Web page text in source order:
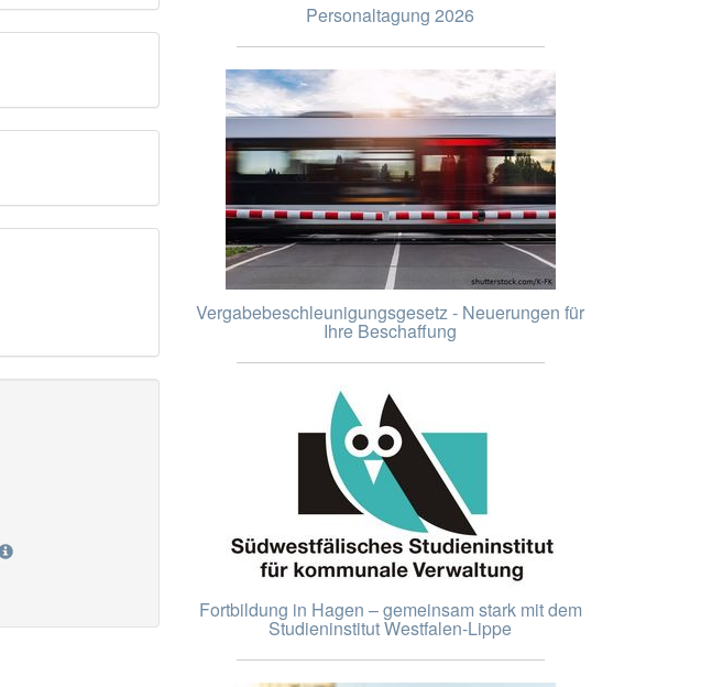
Personaltagung 2026
Vergabebeschleunigungsgesetz - Neuerungen für
Ihre Beschaffung
Fortbildung in Hagen – gemeinsam stark mit dem
Studieninstitut Westfalen-Lippe